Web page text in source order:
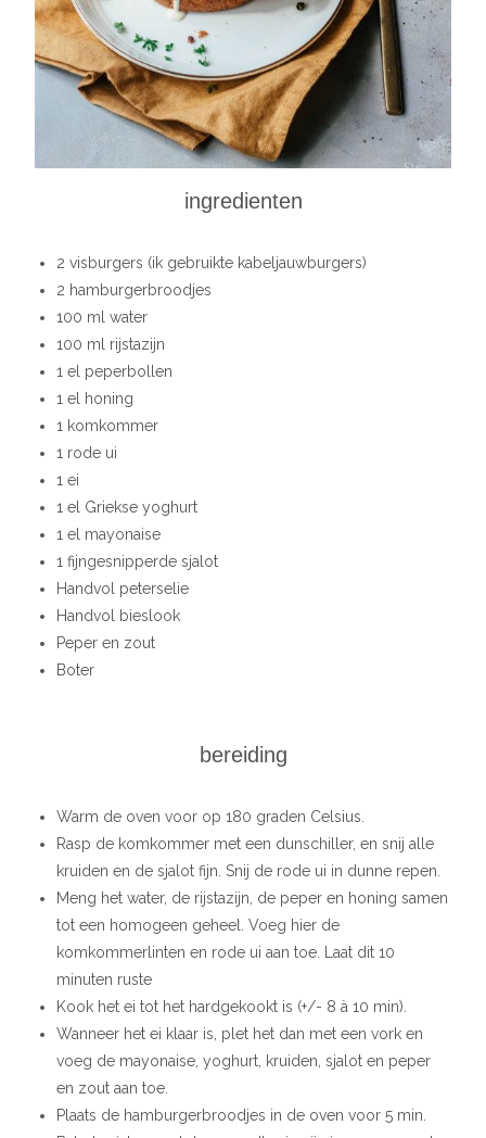
ingredienten
2 visburgers (ik gebruikte kabeljauwburgers)
2 hamburgerbroodjes
100 ml water
100 ml rijstazijn
1 el peperbollen
1 el honing
1 komkommer
1 rode ui
1 ei
1 el Griekse yoghurt
1 el mayonaise
1 fijngesnipperde sjalot
Handvol peterselie
Handvol bieslook
Peper en zout
Boter
bereiding
Warm de oven voor op 180 graden Celsius.
Rasp de komkommer met een dunschiller, en snij alle
kruiden en de sjalot fijn. Snij de rode ui in dunne repen.
Meng het water, de rijstazijn, de peper en honing samen
tot een homogeen geheel. Voeg hier de
komkommerlinten en rode ui aan toe. Laat dit 10
minuten ruste
Kook het ei tot het hardgekookt is (+/- 8 à 10 min).
Wanneer het ei klaar is, plet het dan met een vork en
voeg de mayonaise, yoghurt, kruiden, sjalot en peper
en zout aan toe.
Plaats de hamburgerbroodjes in de oven voor 5 min.